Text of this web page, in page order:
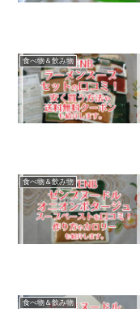
食べ物＆飲み物
食べ物＆飲み物
食べ物＆飲み物